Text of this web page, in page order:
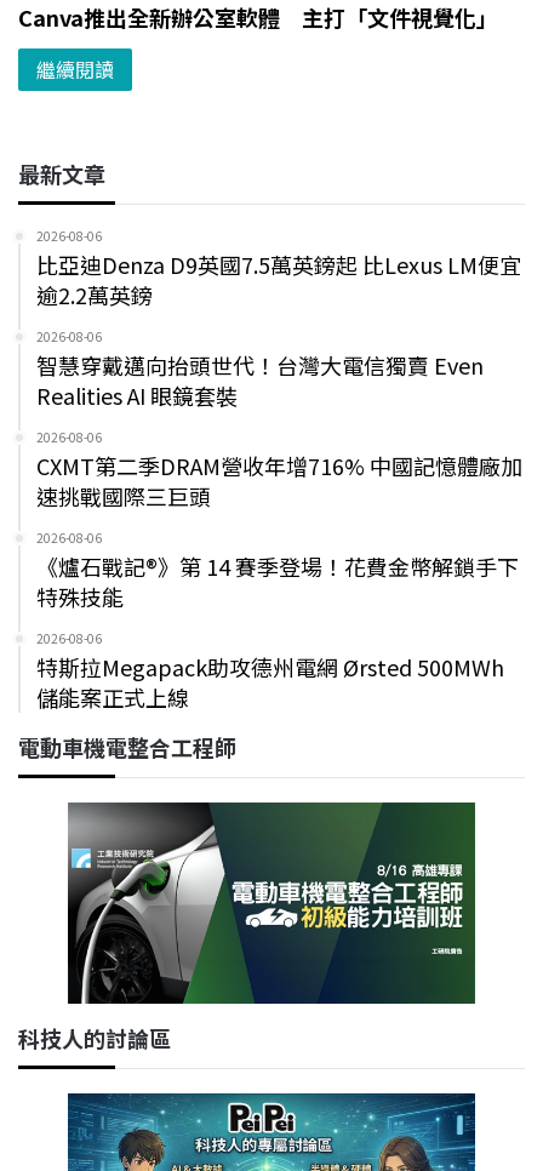
Canva推出全新辦公室軟體 主打「文件視覺化」
繼續閱讀
最新文章
2026-08-06
比亞迪Denza D9英國7.5萬英鎊起 比Lexus LM便宜
逾2.2萬英鎊
2026-08-06
智慧穿戴邁向抬頭世代！台灣大電信獨賣 Even
Realities AI 眼鏡套裝
2026-08-06
CXMT第二季DRAM營收年增716% 中國記憶體廠加
速挑戰國際三巨頭
2026-08-06
《爐石戰記®》第 14 賽季登場！花費金幣解鎖手下
特殊技能
2026-08-06
特斯拉Megapack助攻德州電網 Ørsted 500MWh
儲能案正式上線
電動車機電整合工程師
科技人的討論區